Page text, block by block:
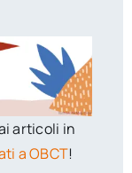
articoli in
a OBCT!